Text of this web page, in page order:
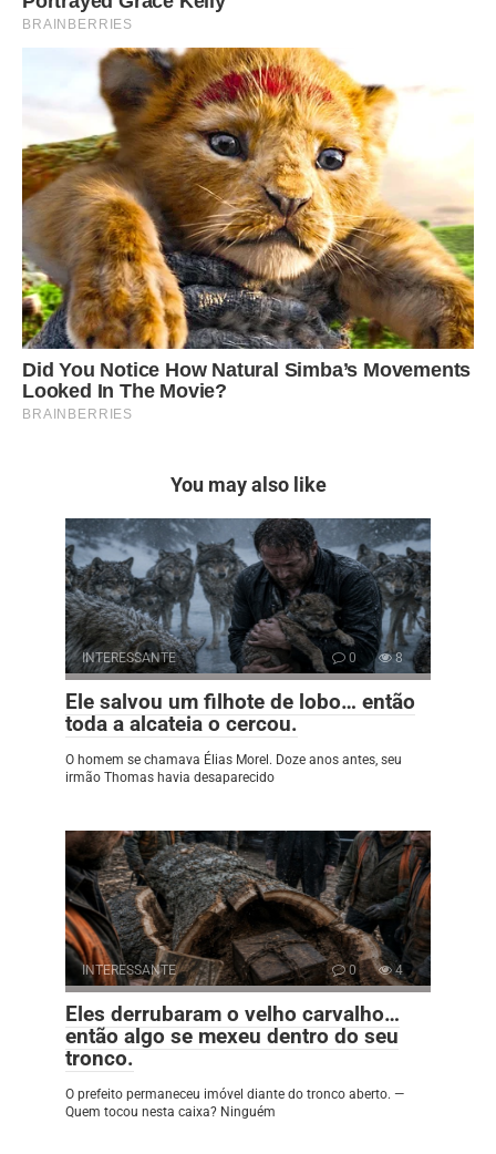
You may also like
INTERESSANTE 0 8
Ele salvou um filhote de lobo… então
toda a alcateia o cercou.
O homem se chamava Élias Morel. Doze anos antes, seu
irmão Thomas havia desaparecido
INTERESSANTE 0 4
Eles derrubaram o velho carvalho…
então algo se mexeu dentro do seu
tronco.
O prefeito permaneceu imóvel diante do tronco aberto. —
Quem tocou nesta caixa? Ninguém